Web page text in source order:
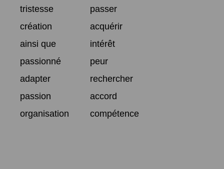
tristesse
passer
création
acquérir
ainsi que
intérêt
passionné
peur
adapter
rechercher
passion
accord
organisation
compétence